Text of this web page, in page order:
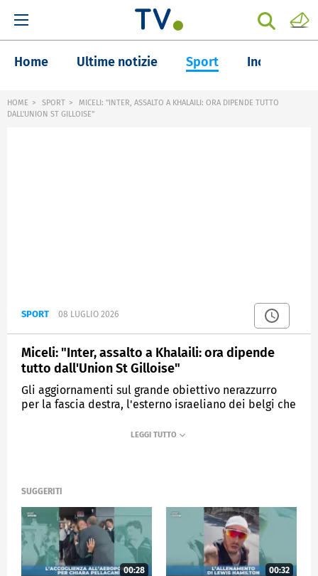
Home Ultime notizie Sport Inchieste
HOME SPORT
MICELI: "INTER, ASSALTO A KHALAILI: ORA DIPENDE TUTTO
DALL'UNION ST GILLOISE"
SPORT 08 LUGLIO 2026
Miceli: "Inter, assalto a Khalaili: ora dipende
tutto dall'Union St Gilloise"
Gli aggiornamenti sul grande obiettivo nerazzurro
per la fascia destra, l'esterno israeliano dei belgi che
SUGGERITI
00:28 00:32